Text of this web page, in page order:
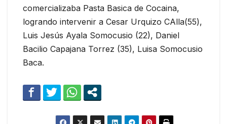
comercializaba Pasta Basica de Cocaina,
logrando intervenir a Cesar Urquizo CAlla(55),
Luis Jesús Ayala Somocusio (22), Daniel
Bacilio Capajana Torrez (35), Luisa Somocusio
Baca.